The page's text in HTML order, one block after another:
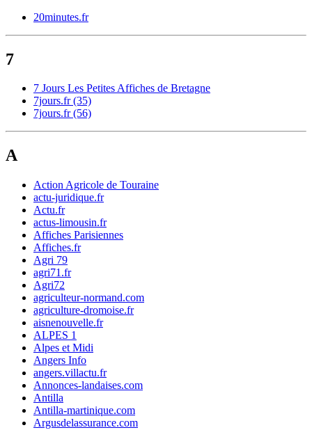
20minutes.fr
7
7 Jours Les Petites Affiches de Bretagne
7jours.fr (35)
7jours.fr (56)
A
Action Agricole de Touraine
actu-juridique.fr
Actu.fr
actus-limousin.fr
Affiches Parisiennes
Affiches.fr
Agri 79
agri71.fr
Agri72
agriculteur-normand.com
agriculture-dromoise.fr
aisnenouvelle.fr
ALPES 1
Alpes et Midi
Angers Info
angers.villactu.fr
Annonces-landaises.com
Antilla
Antilla-martinique.com
Argusdelassurance.com